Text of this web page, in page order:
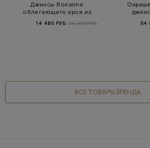
Джинсы Roxanne
облегающего кроя из
14 480 РУБ. 36 200 РУБ. 54
ВСЕ ТОВАРЫ БРЕНДА